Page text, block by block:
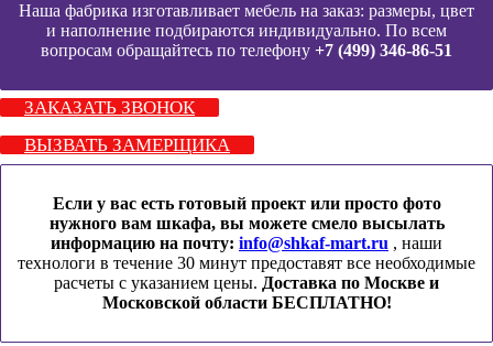
Наша фабрика изготавливает мебель на заказ: размеры, цвет
и наполнение подбираются индивидуально. По всем
вопросам обращайтесь по телефону +7 (499) 346-86-51
ЗАКАЗАТЬ ЗВОНОК
ВЫЗВАТЬ ЗАМЕРЩИКА
Если у вас есть готовый проект или просто фото
нужного вам шкафа, вы можете смело высылать
информацию на почту: info@shkaf-mart.ru , наши
технологи в течение 30 минут предоставят все необходимые
расчеты с указанием цены. Доставка по Москве и
Московской области БЕСПЛАТНО!